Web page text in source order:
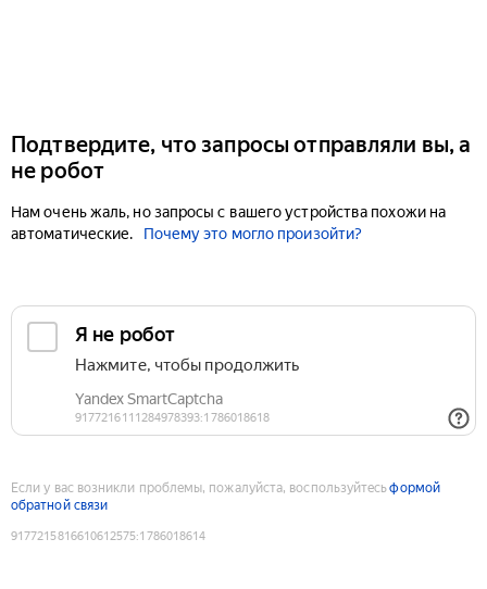
Подтвердите, что запросы отправляли вы, а
не робот
Нам очень жаль, но запросы с вашего устройства похожи на
автоматические.
Почему это могло произойти?
Если у вас возникли проблемы, пожалуйста, воспользуйтесьформой
обратной связи
9177215816610612575:1786018614